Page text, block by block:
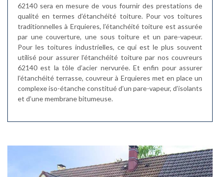
62140 sera en mesure de vous fournir des prestations de
qualité en termes d’étanchéité toiture. Pour vos toitures
traditionnelles à Erquieres, l’étanchéité toiture est assurée
par une couverture, une sous toiture et un pare-vapeur.
Pour les toitures industrielles, ce qui est le plus souvent
utilisé pour assurer l’étanchéité toiture par nos couvreurs
62140 est la tôle d’acier nervurée. Et enfin pour assurer
l’étanchéité terrasse, couvreur à Erquieres met en place un
complexe iso-étanche constitué d’un pare-vapeur, d’isolants
et d’une membrane bitumeuse.